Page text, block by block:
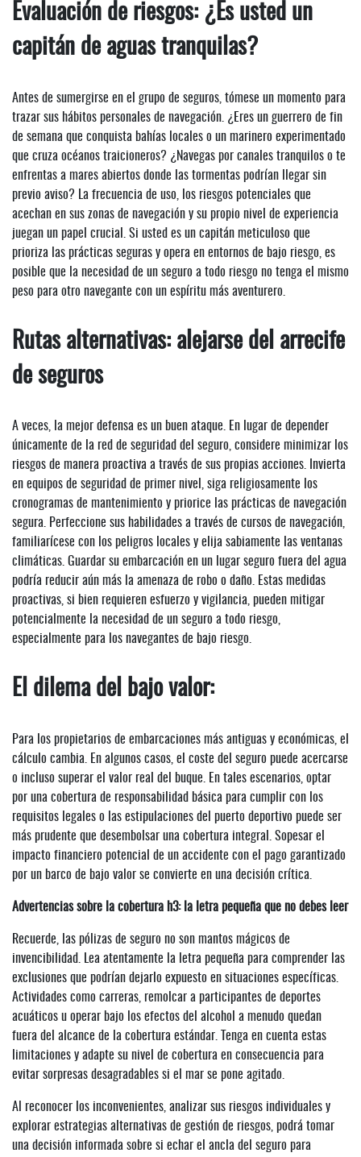
Evaluación de riesgos: ¿Es usted un
capitán de aguas tranquilas?
Antes de sumergirse en el grupo de seguros, tómese un momento para
trazar sus hábitos personales de navegación. ¿Eres un guerrero de fin
de semana que conquista bahías locales o un marinero experimentado
que cruza océanos traicioneros? ¿Navegas por canales tranquilos o te
enfrentas a mares abiertos donde las tormentas podrían llegar sin
previo aviso? La frecuencia de uso, los riesgos potenciales que
acechan en sus zonas de navegación y su propio nivel de experiencia
juegan un papel crucial. Si usted es un capitán meticuloso que
prioriza las prácticas seguras y opera en entornos de bajo riesgo, es
posible que la necesidad de un seguro a todo riesgo no tenga el mismo
peso para otro navegante con un espíritu más aventurero.
Rutas alternativas: alejarse del arrecife
de seguros
A veces, la mejor defensa es un buen ataque. En lugar de depender
únicamente de la red de seguridad del seguro, considere minimizar los
riesgos de manera proactiva a través de sus propias acciones. Invierta
en equipos de seguridad de primer nivel, siga religiosamente los
cronogramas de mantenimiento y priorice las prácticas de navegación
segura. Perfeccione sus habilidades a través de cursos de navegación,
familiarícese con los peligros locales y elija sabiamente las ventanas
climáticas. Guardar su embarcación en un lugar seguro fuera del agua
podría reducir aún más la amenaza de robo o daño. Estas medidas
proactivas, si bien requieren esfuerzo y vigilancia, pueden mitigar
potencialmente la necesidad de un seguro a todo riesgo,
especialmente para los navegantes de bajo riesgo.
El dilema del bajo valor:
Para los propietarios de embarcaciones más antiguas y económicas, el
cálculo cambia. En algunos casos, el coste del seguro puede acercarse
o incluso superar el valor real del buque. En tales escenarios, optar
por una cobertura de responsabilidad básica para cumplir con los
requisitos legales o las estipulaciones del puerto deportivo puede ser
más prudente que desembolsar una cobertura integral. Sopesar el
impacto financiero potencial de un accidente con el pago garantizado
por un barco de bajo valor se convierte en una decisión crítica.
Advertencias sobre la cobertura h3: la letra pequeña que no debes leer
Recuerde, las pólizas de seguro no son mantos mágicos de
invencibilidad. Lea atentamente la letra pequeña para comprender las
exclusiones que podrían dejarlo expuesto en situaciones específicas.
Actividades como carreras, remolcar a participantes de deportes
acuáticos u operar bajo los efectos del alcohol a menudo quedan
fuera del alcance de la cobertura estándar. Tenga en cuenta estas
limitaciones y adapte su nivel de cobertura en consecuencia para
evitar sorpresas desagradables si el mar se pone agitado.
Al reconocer los inconvenientes, analizar sus riesgos individuales y
explorar estrategias alternativas de gestión de riesgos, podrá tomar
una decisión informada sobre si echar el ancla del seguro para